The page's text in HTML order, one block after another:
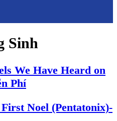
Sinh
We Have Heard on
Phí
Noel (Pentatonix)-